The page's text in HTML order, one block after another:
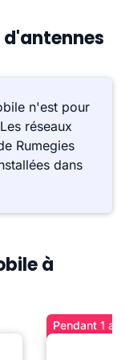
d'antennes
n'est pour
réseaux
Rumegies
dans
à
Pendant 1